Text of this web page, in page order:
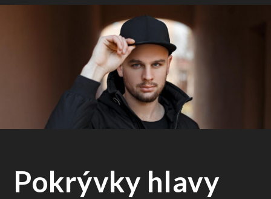
Pokrývky hlavy